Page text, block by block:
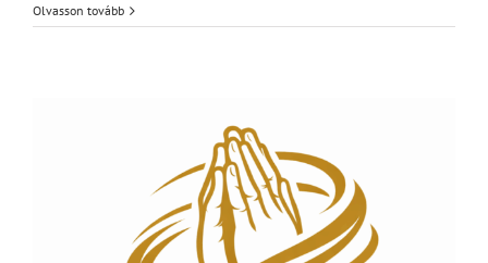
kidől,
hallja?
Diakónusok
vasárnapja
Olvasson tovább